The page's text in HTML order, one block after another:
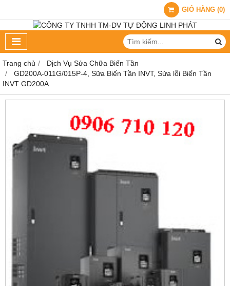
GIỎ HÀNG (0)
Trang chủ
Dịch Vụ Sửa Chữa Biến Tần
GD200A-011G/015P-4, Sữa Biến Tần INVT, Sửa lỗi Biến Tần
INVT GD200A